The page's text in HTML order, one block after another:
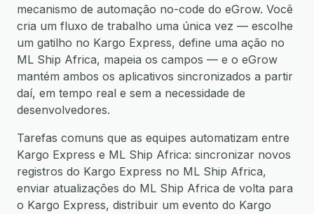
mecanismo de automação no-code do eGrow. Você
cria um fluxo de trabalho uma única vez — escolhe
um gatilho no Kargo Express, define uma ação no
ML Ship Africa, mapeia os campos — e o eGrow
mantém ambos os aplicativos sincronizados a partir
daí, em tempo real e sem a necessidade de
desenvolvedores.
Tarefas comuns que as equipes automatizam entre
Kargo Express e ML Ship Africa: sincronizar novos
registros do Kargo Express no ML Ship Africa,
enviar atualizações do ML Ship Africa de volta para
o Kargo Express, distribuir um evento do Kargo